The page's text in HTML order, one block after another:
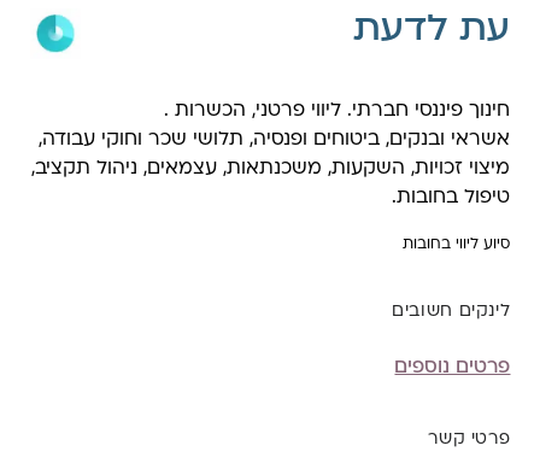
עת לדעת
חינוך פיננסי חברתי. ליווי פרטני, הכשרות .
אשראי ובנקים, ביטוחים ופנסיה, תלושי שכר וחוקי עבודה,
מיצוי זכויות, השקעות, משכנתאות, עצמאים, ניהול תקציב,
טיפול בחובות.
סיוע ליווי בחובות
לינקים חשובים
פרטים נוספים
פרטי קשר